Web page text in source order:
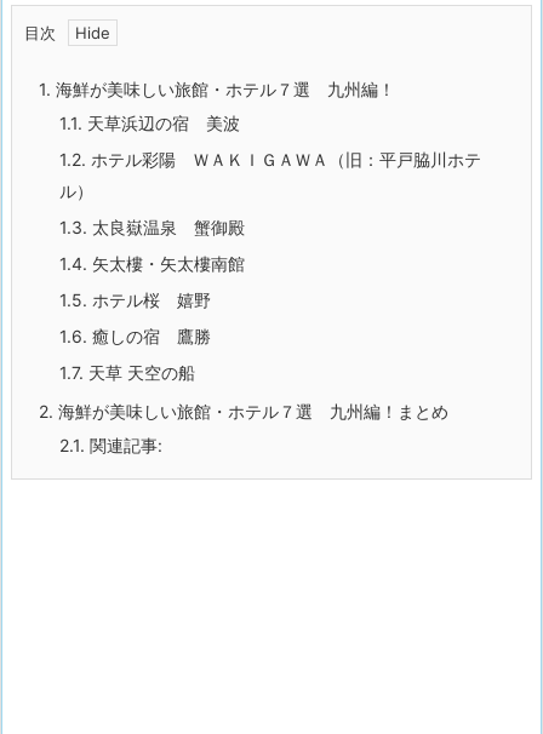
目次
1. 海鮮が美味しい旅館・ホテル７選 九州編！
1.1. 天草浜辺の宿 美波
1.2. ホテル彩陽 ＷＡＫＩＧＡＷＡ（旧：平戸脇川ホテ
ル）
1.3. 太良嶽温泉 蟹御殿
1.4. 矢太樓・矢太樓南館
1.5. ホテル桜 嬉野
1.6. 癒しの宿 鷹勝
1.7. 天草 天空の船
2. 海鮮が美味しい旅館・ホテル７選 九州編！まとめ
2.1. 関連記事: